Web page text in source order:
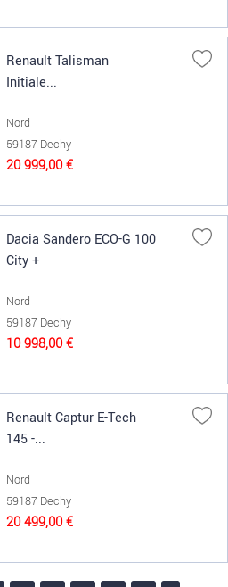
Renault Talisman
Initiale...
Nord
59187 Dechy
20 999,00 €
Dacia Sandero ECO-G 100
City +
Nord
59187 Dechy
10 998,00 €
Renault Captur E-Tech
145 -...
Nord
59187 Dechy
20 499,00 €